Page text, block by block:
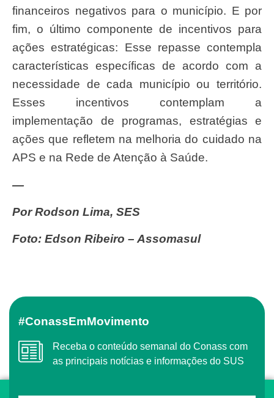
financeiros negativos para o município. E por
fim, o último componente de incentivos para
ações estratégicas: Esse repasse contempla
características específicas de acordo com a
necessidade de cada município ou território.
Esses incentivos contemplam a
implementação de programas, estratégias e
ações que refletem na melhoria do cuidado na
APS e na Rede de Atenção à Saúde.
—
Por Rodson Lima, SES
Foto: Edson Ribeiro – Assomasul
#ConassEmMovimento
Receba o conteúdo semanal do Conass com
as principais notícias e informações do SUS